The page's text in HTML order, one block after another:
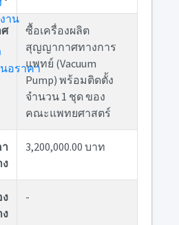
ซื้อเครื่องผลิต
สุญญากาศทางการ
แพทย์ (Vacuum
Pump) พร้อมติดตั้ง
จำนวน 1 ชุด ของ
คณะแพทยศาสตร์
3,200,000.00 บาท
-
าน
อราคา